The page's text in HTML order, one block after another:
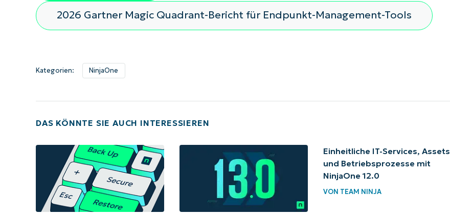
2026 Gartner Magic Quadrant-Bericht für Endpunkt-Management-Tools
Kategorien: NinjaOne
DAS KÖNNTE SIE AUCH INTERESSIEREN
Einheitliche IT-Services, Assets
und Betriebsprozesse mit
NinjaOne 12.0
VON TEAM NINJA